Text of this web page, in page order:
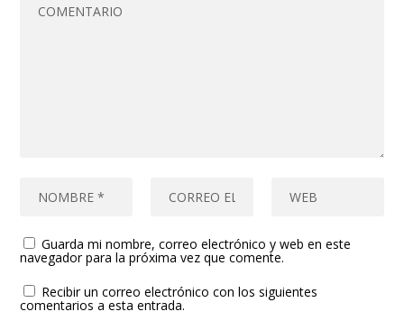
Guarda mi nombre, correo electrónico y web en este
navegador para la próxima vez que comente.
Recibir un correo electrónico con los siguientes
comentarios a esta entrada.